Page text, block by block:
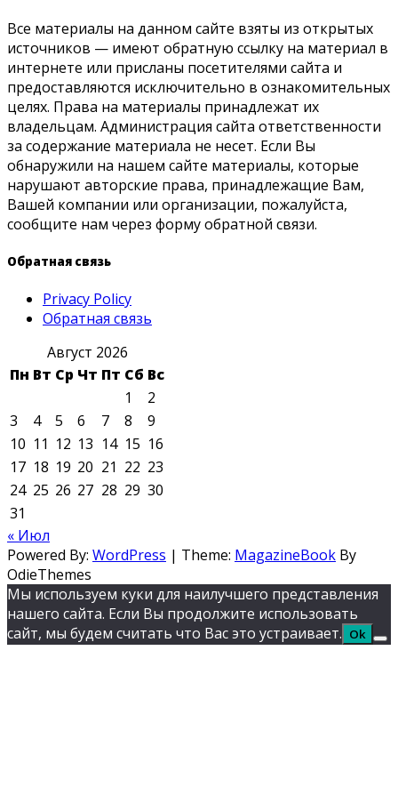
Все материалы на данном сайте взяты из открытых
источников — имеют обратную ссылку на материал в
интернете или присланы посетителями сайта и
предоставляются исключительно в ознакомительных
целях. Права на материалы принадлежат их
владельцам. Администрация сайта ответственности
за содержание материала не несет. Если Вы
обнаружили на нашем сайте материалы, которые
нарушают авторские права, принадлежащие Вам,
Вашей компании или организации, пожалуйста,
сообщите нам через форму обратной связи.
Обратная связь
Privacy Policy
Обратная связь
Август 2026
Пн Вт Ср Чт Пт Сб Вс
1
2
3
4 5 6 7 8
9
10 11 12 13 14 15 16
17 18 19 20 21 22 23
24 25 26 27 28 29 30
31
« Июл
Powered By: WordPress | Theme: MagazineBook By
OdieThemes
Мы используем куки для наилучшего представления
нашего сайта. Если Вы продолжите использовать
сайт, мы будем считать что Вас это устраивает. Ok